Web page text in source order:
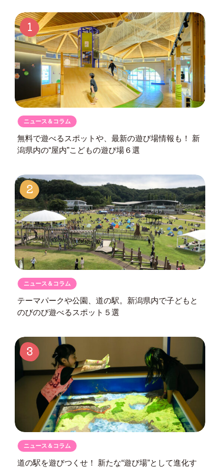
1
ニュース＆コラム
無料で遊べるスポットや、最新の遊び場情報も！ 新
潟県内の“屋内”こどもの遊び場６選
2
ニュース＆コラム
テーマパークや公園、道の駅。 新潟県内で子どもと
のびのび遊べるスポット５選
3
ニュース＆コラム
道の駅を遊びつくせ！ 新たな“遊び場”として進化す